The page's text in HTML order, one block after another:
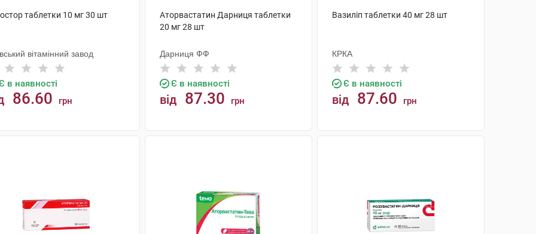
таблетки 10 мг 30 шт
вітамінний завод
в наявності
86.60 грн
Аторвастатин Дарниця таблетки
20 мг 28 шт
Дарниця ФФ
Є в наявності
від 87.30 грн
Вазиліп таблетки 40 мг 28 шт
КРКА
Є в наявності
від 87.60 грн